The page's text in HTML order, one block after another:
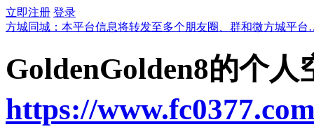
立即注册 登录
方城同城：本平台信息将转发至多个朋友圈、群和微方城平
GoldenGolden8的个人
https://